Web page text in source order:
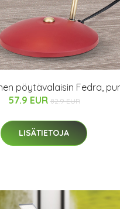
pöytävalaisin Fedra,
57.9 EUR 82.9 EUR
LISÄTIETOJA